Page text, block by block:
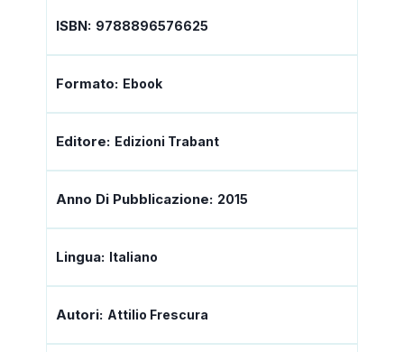
ISBN: 9788896576625
Formato: Ebook
Editore: Edizioni Trabant
Anno Di Pubblicazione: 2015
Lingua: Italiano
Autori: Attilio Frescura